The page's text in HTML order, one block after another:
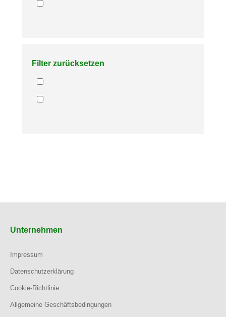
Filter zurücksetzen
Unternehmen
Impressum
Datenschutzerklärung
Cookie-Richtlinie
Allgemeine Geschäftsbedingungen